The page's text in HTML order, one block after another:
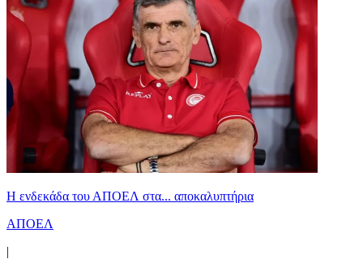
Η ενδεκάδα του ΑΠΟΕΛ στα... αποκαλυπτήρια
ΑΠΟΕΛ
|